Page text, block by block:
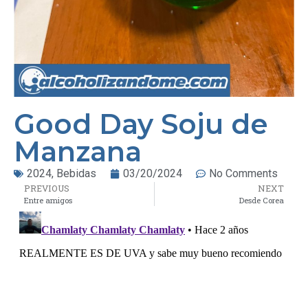
Good Day Soju de
Manzana
2024, Bebidas 03/20/2024 No Comments
PREVIOUS
Entre amigos
NEXT
Desde Corea